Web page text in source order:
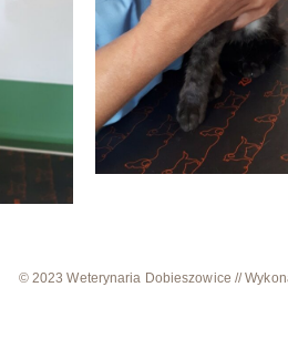
© 2023 Weterynaria Dobieszowice //